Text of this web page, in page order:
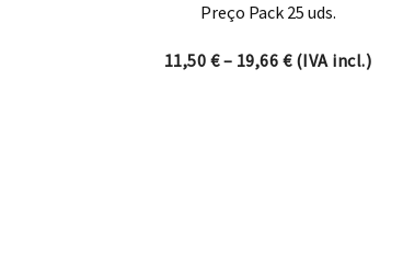
Preço Pack 25 uds.
11,50 €– 19,66 €Price range:
(IVA incl.)